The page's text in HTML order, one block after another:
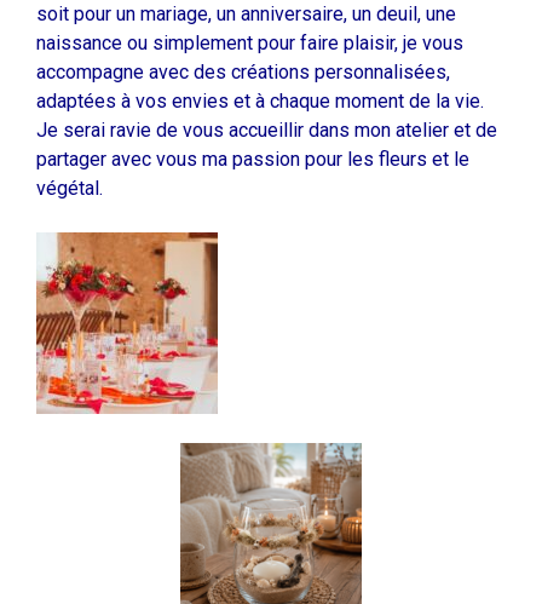
soit pour un mariage, un anniversaire, un deuil, une
naissance ou simplement pour faire plaisir, je vous
accompagne avec des créations personnalisées,
adaptées à vos envies et à chaque moment de la vie.
Je serai ravie de vous accueillir dans mon atelier et de
partager avec vous ma passion pour les fleurs et le
végétal.